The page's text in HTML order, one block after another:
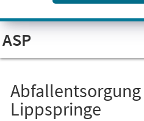
Visuelle
Assistenzsoftware
öffnen.
ASP
Abfallentsorgung
Lippspringe